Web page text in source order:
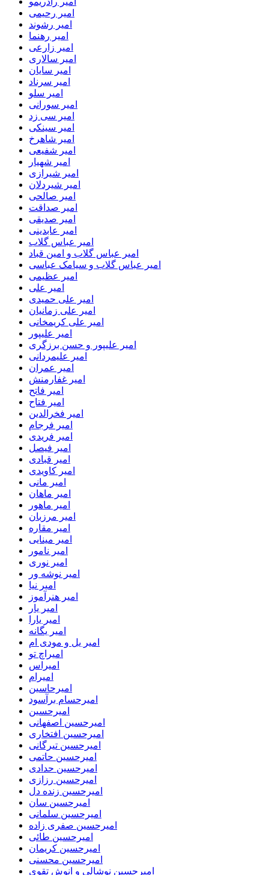
امیر رحیمی
امیر رشوند
امیر رهنما
امیر زارعی
امیر سالاری
امیر سایان
امیر سرناد
امیر سلو
امیر سورانی
امیر سی زد
امیر سینکی
امیر شاهرخ
امیر شفیعی
امیر شهیار
امیر شیرازی
امیر شیردلان
امیر صالحی
امیر صداقت
امیر صدیقی
امیر عابدینی
امیر عباس گلاب
امیر عباس گلاب و امین قباد
امیر عباس گلاب و سیامک عباسی
امیر عظیمی
امیر علی
امیر علی حمیدی
امیر علی زمانیان
امیر علی کریمخانی
امیر علیپور
امیر علیپور و حسن برزگری
امیر علیمردانی
امیر عمران
امیر غفارمنش
امیر فاتح
امیر فتاح
امیر فخرالدین
امیر فرجام
امیر فریدی
امیر فیصل
امیر قبادی
امیر کاویدی
امیر مانی
امیر ماهان
امیر ماهور
امیر مرزبان
امیر مقاره
امیر مینایی
امیر نامور
امیر نوری
امیر نوشه ور
امیر نیا
امیر هنرآموز
امیر یار
امیر یارا
امیر یگانه
امیر یل و مودی ام
امیراچ تو
امیراس
امیرام
امیرحاسین
امیرحسام برآسود
امیرحسین
امیرحسین اصفهانی
امیرحسین افتخاری
امیرحسین تیرگانی
امیرحسین حاتمی
امیرحسین حدادی
امیرحسین رزازی
امیرحسین زنده دل
امیرحسین سان
امیرحسین سلمانی
امیرحسین صفری زاده
امیرحسین طائی
امیرحسین کریمان
امیرحسین محسنی
امیرحسین نوشالی و انوش تقوی